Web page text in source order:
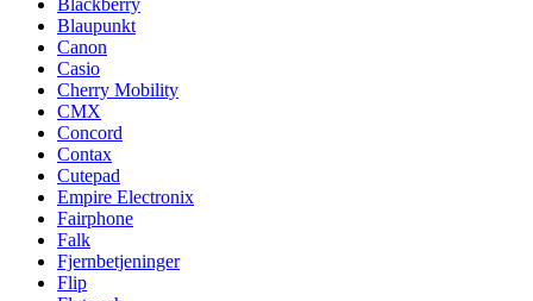
Blackberry
Blaupunkt
Canon
Casio
Cherry Mobility
CMX
Concord
Contax
Cutepad
Empire Electronix
Fairphone
Falk
Fjernbetjeninger
Flip